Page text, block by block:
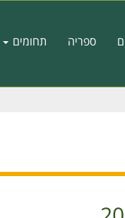
ספריה תחומים